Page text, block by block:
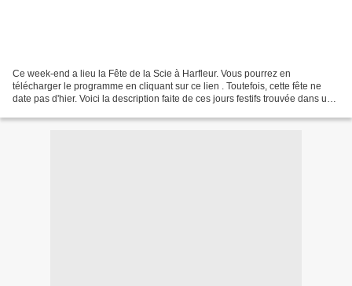
Ce week-end a lieu la Fête de la Scie à Harfleur. Vous pourrez en
télécharger le programme en cliquant sur ce lien . Toutefois, cette fête ne
date pas d'hier. Voici la description faite de ces jours festifs trouvée dans un